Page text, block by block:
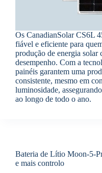
Os CanadianSolar CS6L
fiável e eficiente para
produção de energia solar
desempenho. Com a
painéis garantem uma
consistente, mesmo em
luminosidade,
ao longo de todo o ano.
Bateria de Lítio Moon-5-
e mais controlo